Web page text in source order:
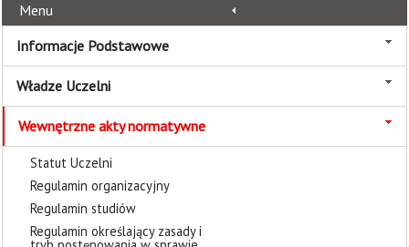
Menu
Informacje Podstawowe
Władze Uczelni
Wewnętrzne akty normatywne
Statut Uczelni
Regulamin organizacyjny
Regulamin studiów
Regulamin określający zasady i